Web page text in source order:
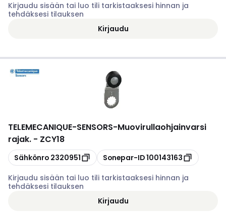
Kirjaudu sisään tai luo tili tarkistaaksesi hinnan ja
tehdäksesi tilauksen
Kirjaudu
TELEMECANIQUE-SENSORS-Muovirullaohjainvarsi
rajak. - ZCY18
Kopioi
Sähkönro 2320951 Kopioi
Sonepar-ID100143163
Kirjaudu sisään tai luo tili tarkistaaksesi hinnan ja
tehdäksesi tilauksen
Kirjaudu